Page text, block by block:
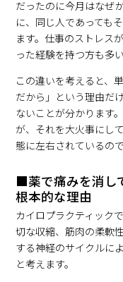
だったのに今月はなぜ
に、同じ人であっても
ます。仕事のストレス
った経験を持つ方も多
この違いを考えると、
だから」という理由だ
ないことが分かります
が、それを大火事にし
態に左右されているので
■薬で痛みを消し
根本的な理由
カイロプラクティック
切な収縮、筋肉の柔軟
する神経のサイクルに
と考えます。